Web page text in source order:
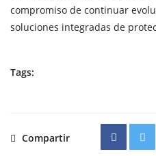
compromiso de continuar
soluciones integradas de
Tags:
Compartir